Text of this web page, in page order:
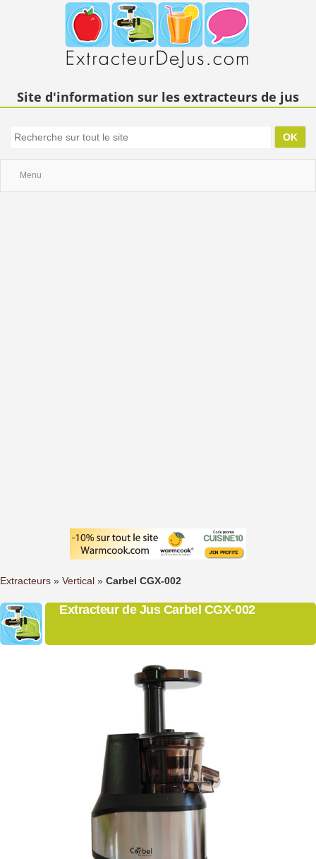
Site d'information sur les extracteurs de jus
Menu
Extracteurs » Vertical » Carbel CGX-002
Extracteur de Jus Carbel CGX-002